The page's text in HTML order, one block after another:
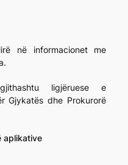
në informacionet me
ligjëruese e
Gjykatës dhe Prokurorë
aplikative